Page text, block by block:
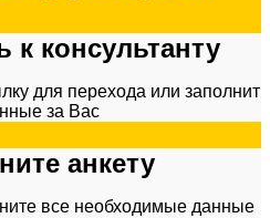
к консультанту
для перехода или заполнит
за Вас
анкету
все необходимые данные